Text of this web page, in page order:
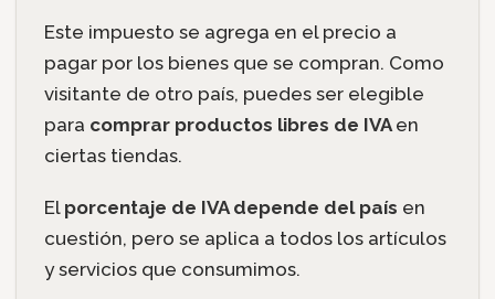
Este impuesto se agrega en el precio a
pagar por los bienes que se compran. Como
visitante de otro país, puedes ser elegible
para comprar productos libres de IVAen
ciertas tiendas.
El porcentaje de IVA depende del país en
cuestión, pero se aplica a todos los artículos
y servicios que consumimos.